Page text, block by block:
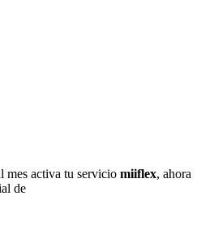
mes activa tu servicio miiflex, ahora
de